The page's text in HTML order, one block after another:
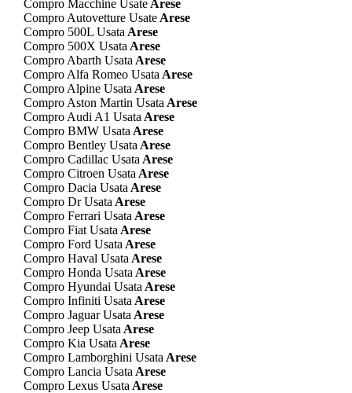
Compro Macchine UsateArese
Compro Autovetture UsateArese
Compro 500L Usata Arese
Compro 500X Usata Arese
Compro Abarth Usata Arese
Compro Alfa Romeo Usata Arese
Compro Alpine Usata Arese
Compro Aston Martin Usata Arese
Compro Audi A1 Usata Arese
Compro BMW Usata Arese
Compro Bentley Usata Arese
Compro Cadillac Usata Arese
Compro Citroen Usata Arese
Compro Dacia Usata Arese
Compro Dr Usata Arese
Compro Ferrari Usata Arese
Compro Fiat Usata Arese
Compro Ford Usata Arese
Compro Haval Usata Arese
Compro Honda Usata Arese
Compro Hyundai Usata Arese
Compro Infiniti Usata Arese
Compro Jaguar Usata Arese
Compro Jeep Usata Arese
Compro Kia Usata Arese
Compro Lamborghini Usata Arese
Compro Lancia Usata Arese
Compro Lexus Usata Arese